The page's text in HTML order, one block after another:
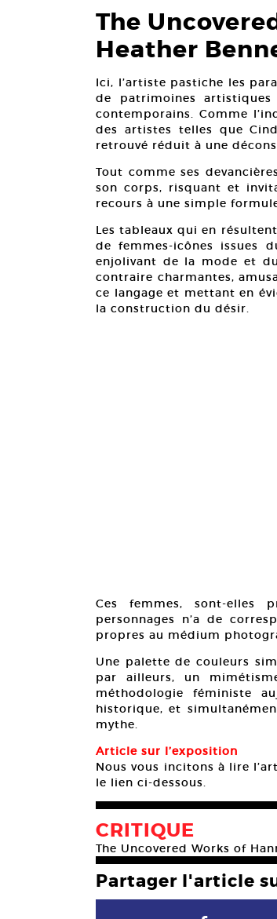
The
Heather
Ici, l’artiste pastiche les
de patrimoines
contemporains. Comme
des artistes telles que
retrouvé réduit à une
Tout comme ses
son corps, risquant et
recours à une simple
Les tableaux qui en
de femmes-icônes issues
enjolivant de la mode et
contraire charmantes,
ce langage et mettant en
la construction du désir.
Ces femmes, sont-elles
personnages n’a de
propres au médium
Une palette de couleurs
par ailleurs, un
méthodologie féministe
historique, et
mythe.
Article sur l’exposition
Nous vous incitons à lire
le lien ci-dessous.
CRITIQUE
The Uncovered Works of
Partager l'article